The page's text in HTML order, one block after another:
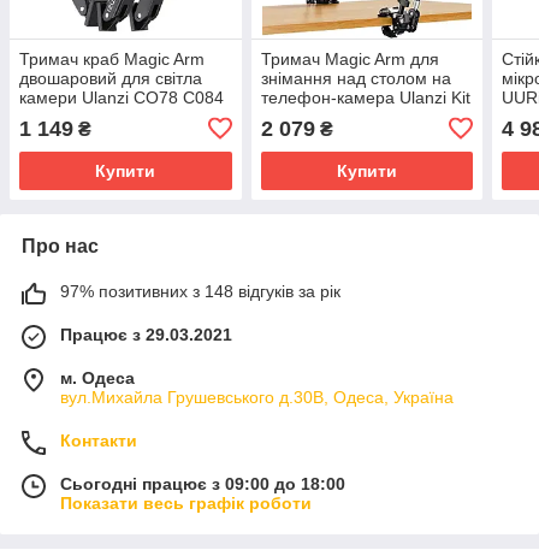
Тримач краб Magic Arm
двошаровий для світла
камери Ulanzi CO78 C084
1 149 ₴
Купити
Тримач Magic Arm для
знімання над столом на
телефон-камера Ulanzi Kit
2 079₴
Купити
4
Про нас
97% позитивних з 148 відгуків за рік
Працює з 29.03.2021
м. Одеса
вул.Михайла Грушевського д.30В, Одеса, Україна
Контакти
Сьогодні працює з 09:00 до 18:00
Показати весь графік роботи